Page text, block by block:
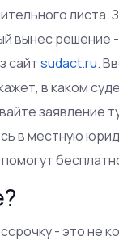
листа.
вынес решение
сайтsudact.ru.
в каком
заявление
в местную
- это не